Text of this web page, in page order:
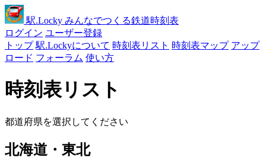
駅.Locky みんなでつくる鉄道時刻表
ログイン ユーザー登録
トップ 駅.Lockyについて 時刻表リスト 時刻表マップ アップ
ロード フォーラム 使い方
時刻表リスト
都道府県を選択してください
北海道・東北